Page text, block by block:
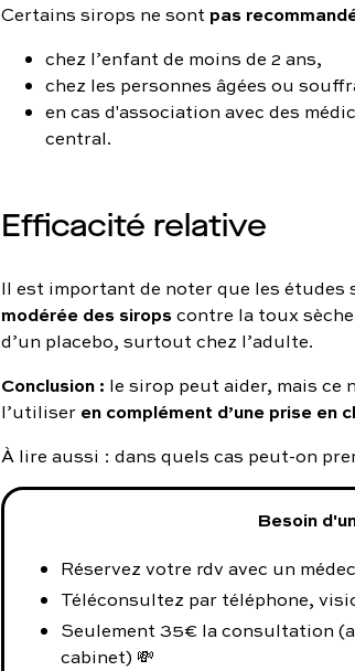
Certains sirops ne sontpas
chez l’enfant de moins de 2 ans,
chez les personnes âgées ou
en cas d'association avec des
central.
Efficacité relative
Il est important de noter que les
modérée des siropscontre la toux
d’un placebo, surtout chez l’adulte.
Conclusion : le sirop peut aider, mais
l’utiliser en complément d’une prise en
À lire aussi : dans quels cas peut-on
Besoin
Réservez votre rdv avec un
Téléconsultez par téléphone,
Seulement 35€ la consultation
cabinet) 💸